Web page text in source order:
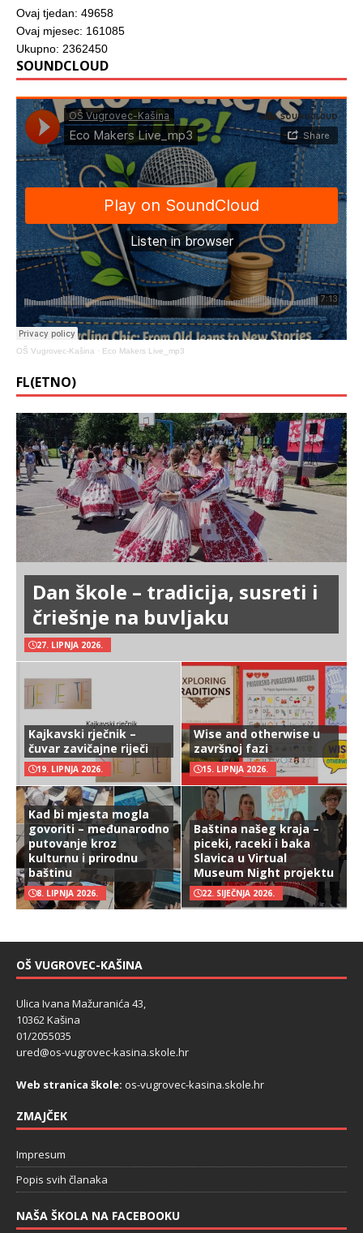
Ovaj tjedan: 49658
Ovaj mjesec: 161085
Ukupno: 2362450
SOUNDCLOUD
OŠ Vugrovec-Kašina · Eco Makers Live_mp3
FL(ETNO)
Dan škole – tradicija, susreti i
čriešnje na buvljaku
27. LIPNJA 2026.
Kajkavski rječnik –
čuvar zavičajne riječi
19. LIPNJA 2026.
Wise and otherwise u
završnoj fazi
15. LIPNJA 2026.
Kad bi mjesta mogla
govoriti – međunarodno
putovanje kroz
kulturnu i prirodnu
baštinu
8. LIPNJA 2026.
Baština našeg kraja –
piceki, raceki i baka
Slavica u Virtual
Museum Night projektu
22. SIJEČNJA 2026.
OŠ VUGROVEC-KAŠINA
Ulica Ivana Mažuranića 43,
10362 Kašina
01/2055035
ured@os-vugrovec-kasina.skole.hr
Web stranica škole: os-vugrovec-kasina.skole.hr
ZMAJČEK
Impresum
Popis svih članaka
NAŠA ŠKOLA NA FACEBOOKU